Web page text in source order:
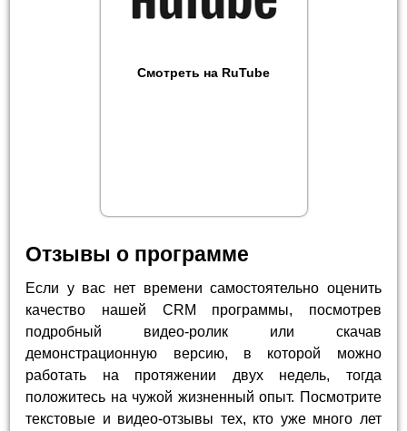
Смотреть на RuTube
Отзывы о программе
Если у вас нет времени самостоятельно оценить
качество нашей CRM программы, посмотрев
подробный видео-ролик или скачав
демонстрационную версию, в которой можно
работать на протяжении двух недель, тогда
положитесь на чужой жизненный опыт. Посмотрите
текстовые и видео-отзывы тех, кто уже много лет